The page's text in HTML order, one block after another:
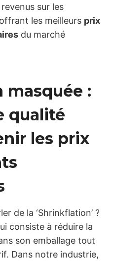
sur les
les meilleurs prix
du marché
masquée :
qualité
les prix
de la ‘Shrinkflation’ ?
consiste à réduire la
son emballage tout
Dans notre industrie,